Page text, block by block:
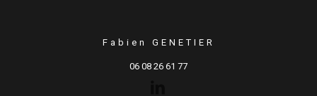
Fabien GENETIER
06 08 26 61 77